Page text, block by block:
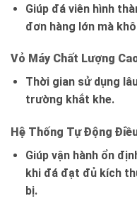
Giúp đá viên hình
đơn hàng lớn mà
Vỏ Máy Chất Lượng
Thời gian sử dụng
trường khắt khe.
Hệ Thống Tự Động
Giúp vận hành ổn
khi đá đạt đủ kích
bị.